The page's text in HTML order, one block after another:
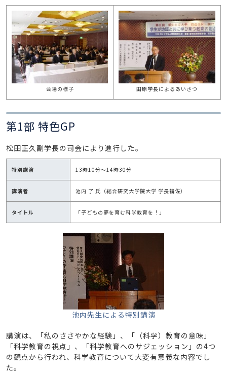
会場の様子 田原学長によるあいさつ
第1部 特色GP
松田正久副学長の司会により進行した。
特別講演 13時10分～14時30分
講演者 池内 了 氏（総合研究大学院大学 学長補佐）
タイトル 「子どもの夢を育む科学教育を！」
池内先生による特別講演
講演は、「私のささやかな経験」、「（科学）教育の意味」
「科学教育の視点」、「科学教育へのサジェッション」の4つ
の観点から行われ、科学教育について大変有意義な内容でし
た。